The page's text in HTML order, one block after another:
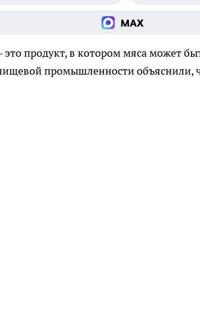
продукт, в котором мяса может
промышленности объяснили,